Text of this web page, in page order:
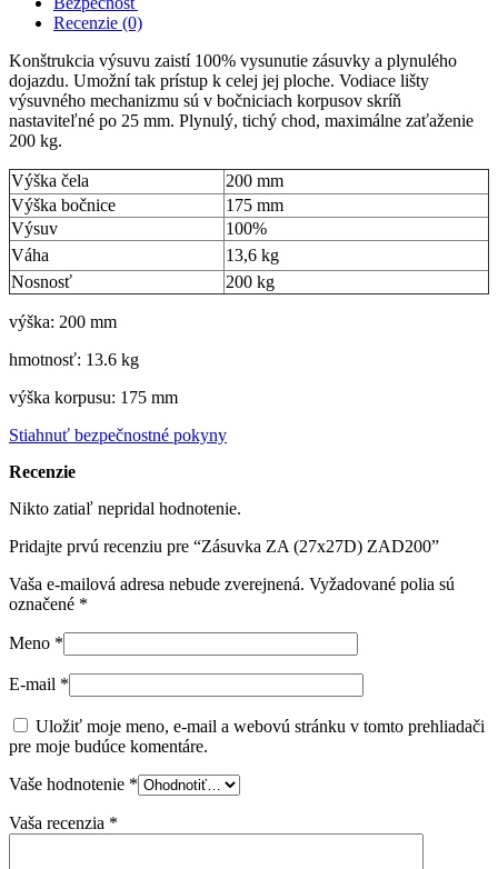
Recenzie (0)
Konštrukcia výsuvu zaistí 100% vysunutie zásuvky a plynulého
dojazdu. Umožní tak prístup k celej jej ploche. Vodiace lišty
výsuvného mechanizmu sú v bočniciach korpusov skríň
nastaviteľné po 25 mm. Plynulý, tichý chod, maximálne zaťaženie
200 kg.
Výška čela
200 mm
Výška bočnice
175 mm
Výsuv
100%
Váha
13,6 kg
Nosnosť
200 kg
výška: 200 mm
hmotnosť: 13.6 kg
výška korpusu: 175 mm
Stiahnuť bezpečnostné pokyny
Recenzie
Nikto zatiaľ nepridal hodnotenie.
Pridajte prvú recenziu pre “Zásuvka ZA (27x27D) ZAD200”
Vaša e-mailová adresa nebude zverejnená. Vyžadované polia sú
označené *
Meno *
E-mail *
Uložiť moje meno, e-mail a webovú stránku v tomto prehliadači
pre moje budúce komentáre.
Vaše hodnotenie *
Vaša recenzia *